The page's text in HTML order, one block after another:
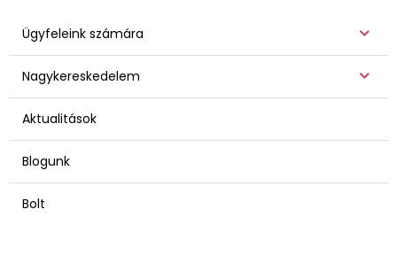
Ügyfeleink számára
Nagykereskedelem
Aktualitások
Blogunk
Bolt